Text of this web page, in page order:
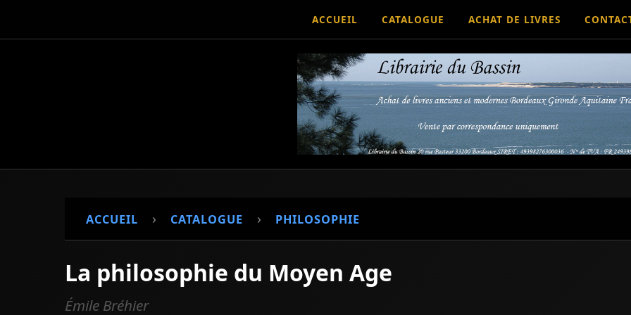
ACCUEIL CATALOGUE ACHAT DE LIVRES
ACCUEIL › CATALOGUE › PHILOSOPHIE
La philosophie du Moyen Age
Émile Bréhier